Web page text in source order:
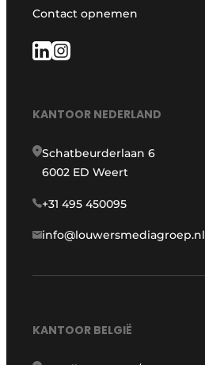
Contact opnemen
KANTOOR NEDERLAND
Schatbeurderlaan 6
6002 ED Weert
+31 495 450095
info@louwersmediagroep.nl
KANTOOR BELGIË